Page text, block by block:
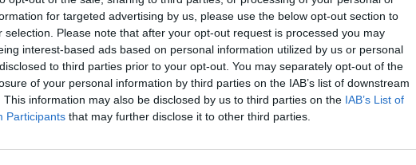
for targeted advertising by us, please use the below opt-out section to
selection. Please note that after your opt-out request is processed you may
interest-based ads based on personal information utilized by us or personal
to third parties prior to your opt-out. You may separately opt-out of the
of your personal information by third parties on the IAB’s list of downstream
This information may also be disclosed by us to third parties on the IAB’s List of
Participants that may further disclose it to other third parties.